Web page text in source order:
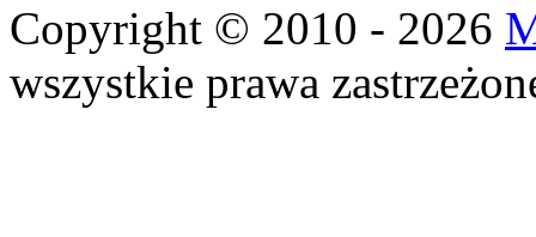
Copyright © 2010 - 2026
wszystkie prawa